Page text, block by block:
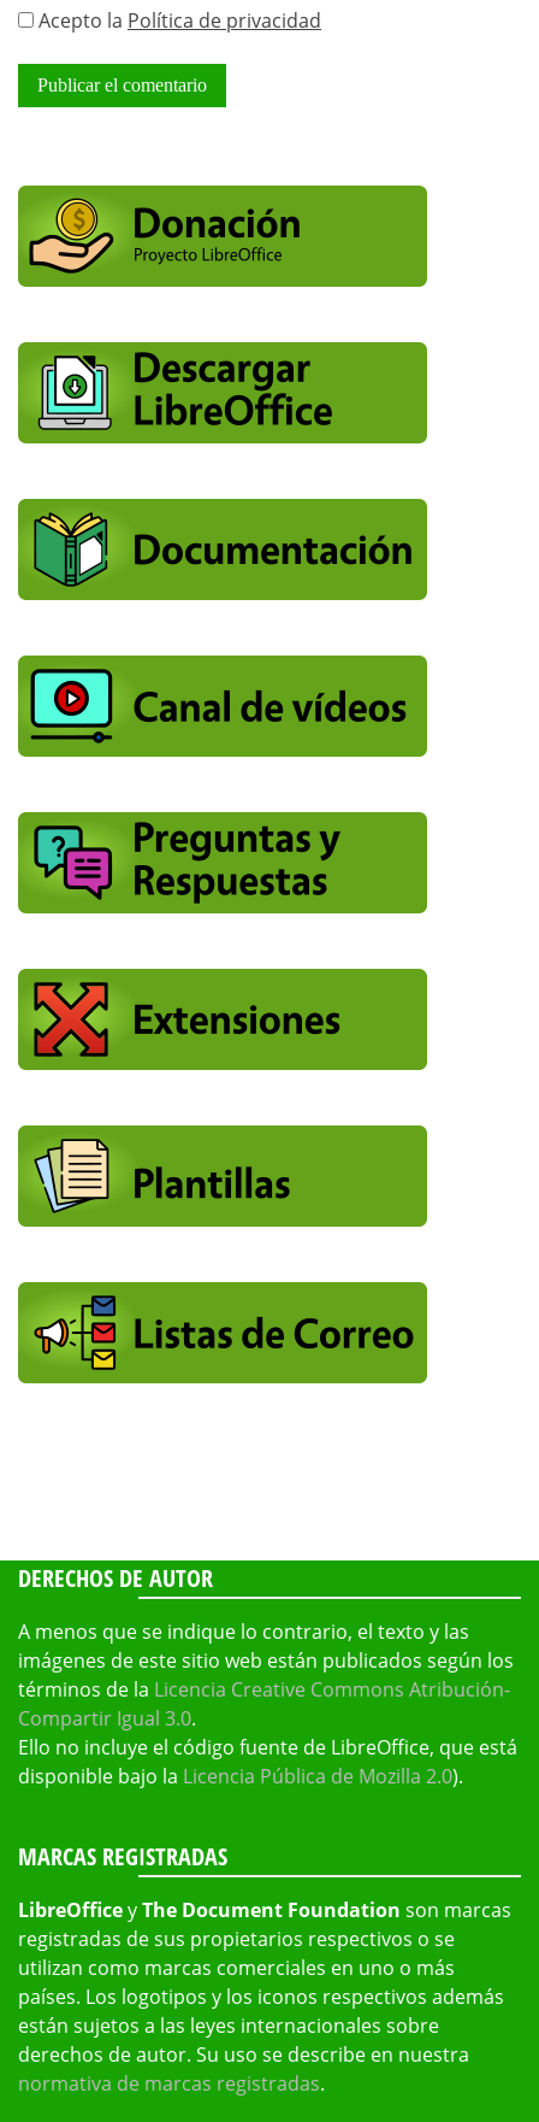
Acepto la Política de privacidad
DERECHOS DE AUTOR
A menos que se indique lo contrario, el texto y las
imágenes de este sitio web están publicados según los
términos de la Licencia Creative Commons Atribución-
Compartir Igual 3.0.
Ello no incluye el código fuente de LibreOffice, que está
disponible bajo la Licencia Pública de Mozilla 2.0).
MARCAS REGISTRADAS
LibreOfficeyThe Document Foundation son marcas
registradas de sus propietarios respectivos o se
utilizan como marcas comerciales en uno o más
países. Los logotipos y los iconos respectivos además
están sujetos a las leyes internacionales sobre
derechos de autor. Su uso se describe en nuestra
normativa de marcas registradas.